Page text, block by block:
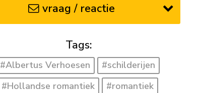
vraag / reactie
Tags:
#Albertus Verhoesen
#schilderijen
#Hollandse romantiek
#romantiek